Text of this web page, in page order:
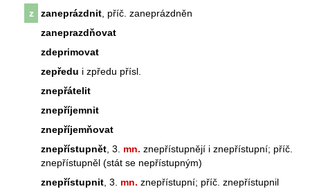
z
zaneprázdnit , příč. zaneprázdněn
zaneprazdňovat
zdeprimovat
zepředu i zpředu přísl.
znepřátelit
znepříjemnit
znepříjemňovat
znepřístupnět , 3. mn. znepřístupnějí i znepřístupní; příč.
znepřístupněl (stát se nepřístupným)
znepřístupnit , 3. mn. znepřístupní; příč. znepřístupnil